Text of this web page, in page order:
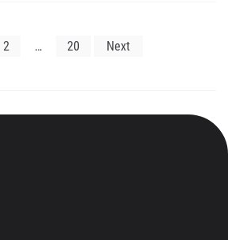
2 … 20 Next